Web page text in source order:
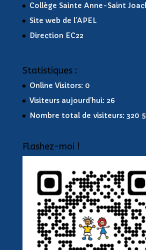
Collège Sainte Anne-Saint
Site web de l’APEL
Direction EC22
Statistiques :
Online Visitors: 0
Visiteurs aujourd’hui: 26
Nombre total de visiteurs: 320
Flashez-moi !